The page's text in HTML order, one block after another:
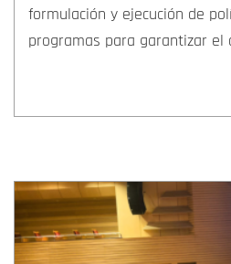
formulación y ejecución de
programas para garantizar el